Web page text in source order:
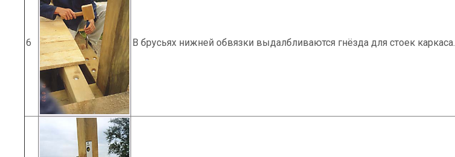
6 В брусьях нижней обвязки выдалбливаются гнёзда для стоек каркаса.